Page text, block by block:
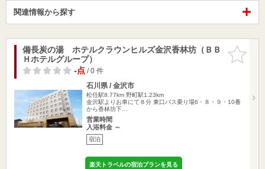
関連情報から探す
お気に入
りに追加
備長炭の湯 ホテルクラウンヒルズ金沢香林坊（ＢＢ
Ｈホテルグループ）
-点/ 0 件
石川県 / 金沢市
松任駅8.77km 野町駅1.23km
金沢駅よりお車にて８分 東口バス乗り場6・８・９・10番
から香林坊下…
営業時間
入浴料金 ～
宿泊
楽天トラベルの宿泊プランを見る